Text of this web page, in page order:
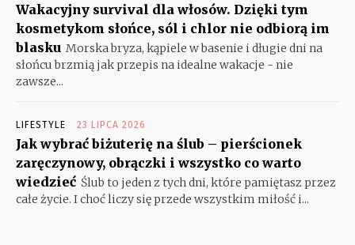
Wakacyjny survival dla włosów. Dzięki tym
kosmetykom słońce, sól i chlor nie odbiorą im
blasku Morska bryza, kąpiele w basenie i długie dni na
słońcu brzmią jak przepis na idealne wakacje - nie
zawsze...
LIFESTYLE 23 LIPCA 2026
Jak wybrać biżuterię na ślub – pierścionek
zaręczynowy, obrączki i wszystko co warto
wiedzieć Ślub to jeden z tych dni, które pamiętasz przez
całe życie. I choć liczy się przede wszystkim miłość i...